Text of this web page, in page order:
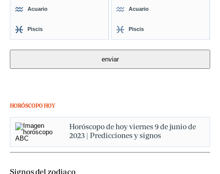
Acuario
Piscis
Acuario
Piscis
HORÓSCOPO HOY
Horóscopo de hoy viernes 9 de junio de
2023 | Predicciones y signos
Signos del zodiaco